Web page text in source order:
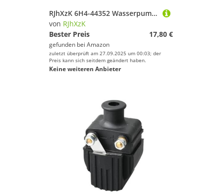
RJhXzK 6H4-44352 Wasserpumpenlaufrad Passend for Ymh 25HP 30HP 40HP 50HP 2-Takt Außenbordmotor 6H4-44352-00 6H4-44352-01 6H4-44352-02-00
von RJhXzK
Bester Preis
17,80 €
gefunden bei Amazon
zuletzt überprüft am 27.09.2025 um 00:03; der
Preis kann sich seitdem geändert haben.
Keine weiteren Anbieter